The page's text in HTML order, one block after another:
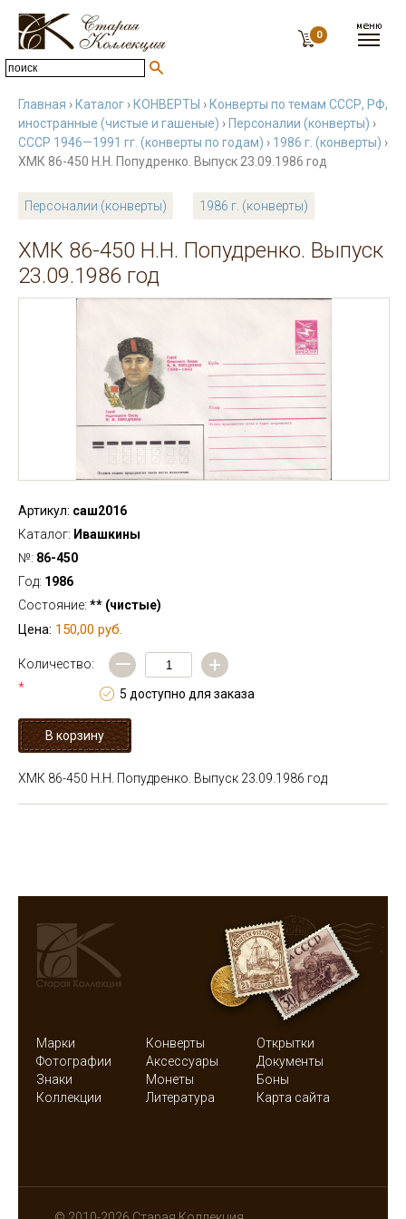
0
Главная › Каталог › КОНВЕРТЫ › Конверты по темам СССР, РФ,
иностранные (чистые и гашеные) › Персоналии (конверты) ›
СССР 1946—1991 гг. (конверты по годам) › 1986 г. (конверты) ›
ХМК 86-450 Н.Н. Попудренко. Выпуск 23.09.1986 год
Персоналии (конверты) 1986 г. (конверты)
ХМК 86-450 Н.Н. Попудренко. Выпуск
23.09.1986 год
Артикул: саш2016
Каталог: Ивашкины
№: 86-450
Год: 1986
Состояние: ** (чистые)
Цена: 150,00 руб.
Количество:
*
— +
5 доступно для заказа
ХМК 86-450 Н.Н. Попудренко. Выпуск 23.09.1986 год
Марки Конверты
Открытки
Фотографии
Аксессуары
Документы
Знаки
Монеты
Боны
Коллекции
Литература Карта сайта